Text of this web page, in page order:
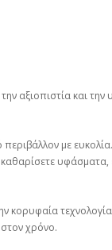
αξιοπιστία και
με
χρόνο.